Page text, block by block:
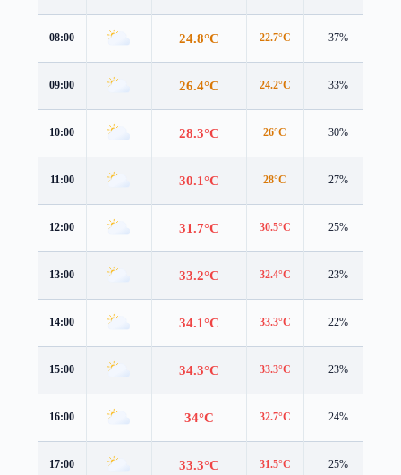
08:00 24.8°C 22.7°C 37%
09:00 26.4°C 24.2°C 33%
10:00 28.3°C 26°C 30%
11:00 30.1°C 28°C 27%
12:00 31.7°C 30.5°C 25%
13:00 33.2°C 32.4°C 23%
14:00 34.1°C 33.3°C 22%
15:00 34.3°C 33.3°C 23%
16:00 34°C 32.7°C 24%
17:00 33.3°C 31.5°C 25%